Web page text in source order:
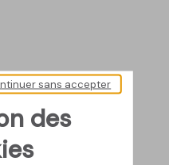
des
sans accepter